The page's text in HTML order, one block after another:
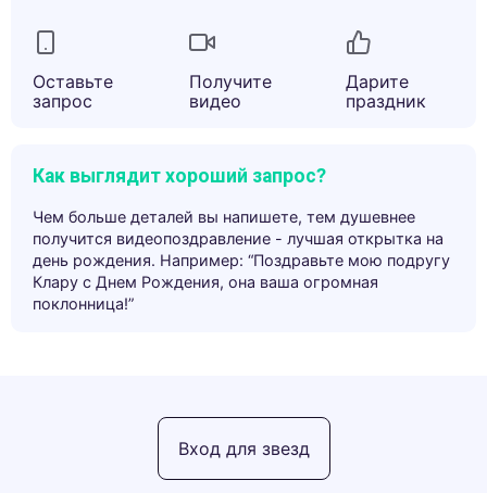
Оставьте
запрос
Получите
видео
Дарите
праздник
Как выглядит хороший запрос?
Чем больше деталей вы напишете, тем душевнее
получится видеопоздравление - лучшая открытка на
день рождения. Например: “Поздравьте мою подругу
Клару с Днем Рождения, она ваша огромная
поклонница!”
Вход для звезд